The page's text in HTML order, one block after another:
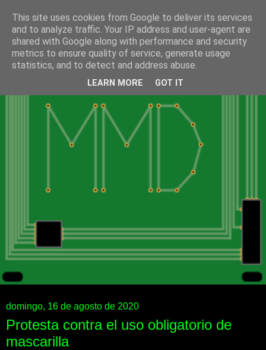
domingo, 16 de agosto de 2020
Protesta contra el uso obligatorio de
mascarilla
This site uses cookies from Google to deliver its services
and to analyze traffic. Your IP address and user-agent are
shared with Google along with performance and security
metrics to ensure quality of service, generate usage
statistics, and to detect and address abuse.
LEARN MORE GOT IT